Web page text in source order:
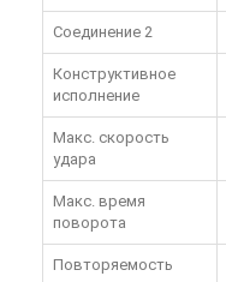
Соединение 2
Конструктивное
исполнение
Макс. скорость
удара
Макс. время
поворота
Повторяемость